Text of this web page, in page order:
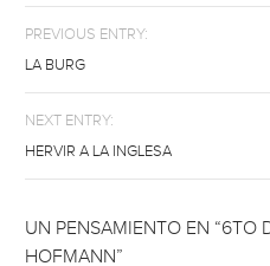
PREVIOUS ENTRY:
LA BURG
NEXT ENTRY:
HERVIR A LA INGLESA
UN PENSAMIENTO EN “6TO
HOFMANN”